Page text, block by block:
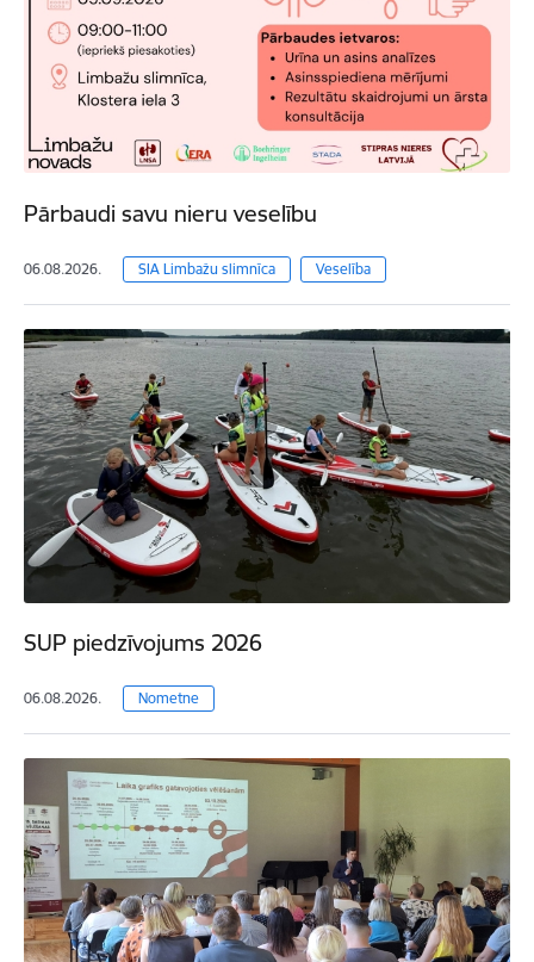
Pārbaudi savu nieru veselību
06.08.2026. SIA Limbažu slimnīca Veselība
SUP piedzīvojums 2026
06.08.2026. Nometne